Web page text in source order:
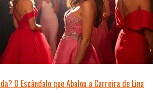
Casal que Domina a Música e os
O Escândalo que Abalou a Carreira de Lina